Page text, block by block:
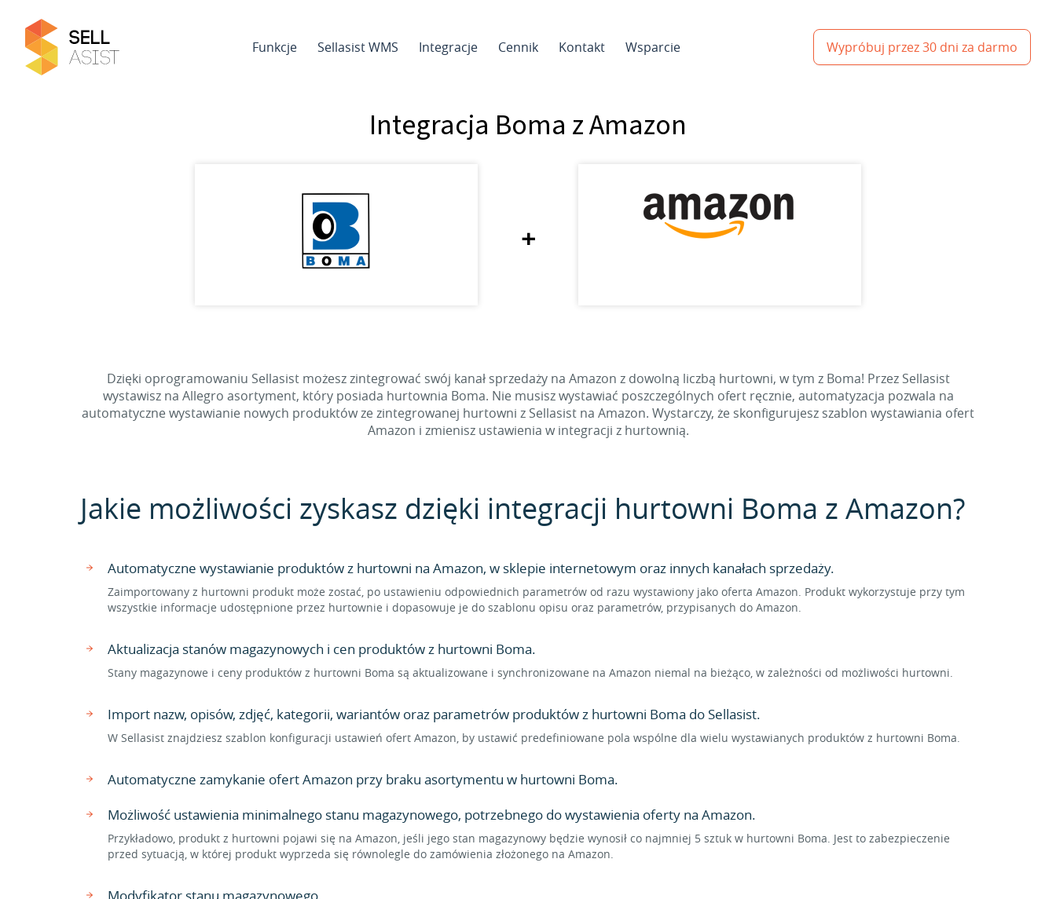
Funkcje Sellasist WMS Integracje Cennik Kontakt Wsparcie Wypróbuj przez 30 dni za darmo
Integracja Boma z Amazon
+
Dzięki oprogramowaniu Sellasist możesz zintegrować swój kanał sprzedaży na Amazon z dowolną liczbą hurtowni, w tym z Boma! Przez Sellasist
wystawisz na Allegro asortyment, który posiada hurtownia Boma. Nie musisz wystawiać poszczególnych ofert ręcznie, automatyzacja pozwala na
automatyczne wystawianie nowych produktów ze zintegrowanej hurtowni z Sellasist na Amazon. Wystarczy, że skonfigurujesz szablon wystawiania ofert
Amazon i zmienisz ustawienia w integracji z hurtownią.
Jakie możliwości zyskasz dzięki integracji hurtowni Boma z Amazon?
Automatyczne wystawianie produktów z hurtowni na Amazon, w sklepie internetowym oraz innych kanałach sprzedaży.
Zaimportowany z hurtowni produkt może zostać, po ustawieniu odpowiednich parametrów od razu wystawiony jako oferta Amazon. Produkt wykorzystuje przy tym
wszystkie informacje udostępnione przez hurtownie i dopasowuje je do szablonu opisu oraz parametrów, przypisanych do Amazon.
Aktualizacja stanów magazynowych i cen produktów z hurtowni Boma.
Stany magazynowe i ceny produktów z hurtowni Boma są aktualizowane i synchronizowane na Amazon niemal na bieżąco, w zależności od możliwości hurtowni.
Import nazw, opisów, zdjęć, kategorii, wariantów oraz parametrów produktów z hurtowni Boma do Sellasist.
W Sellasist znajdziesz szablon konfiguracji ustawień ofert Amazon, by ustawić predefiniowane pola wspólne dla wielu wystawianych produktów z hurtowni Boma.
Automatyczne zamykanie ofert Amazon przy braku asortymentu w hurtowni Boma.
Możliwość ustawienia minimalnego stanu magazynowego, potrzebnego do wystawienia oferty na Amazon.
Przykładowo, produkt z hurtowni pojawi się na Amazon, jeśli jego stan magazynowy będzie wynosił co najmniej 5 sztuk w hurtowni Boma. Jest to zabezpieczenie
przed sytuacją, w której produkt wyprzeda się równolegle do zamówienia złożonego na Amazon.